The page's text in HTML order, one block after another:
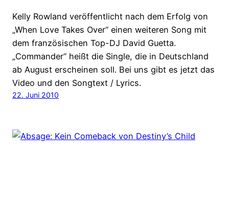
Kelly Rowland veröffentlicht nach dem Erfolg von
„When Love Takes Over“ einen weiteren Song mit
dem französischen Top-DJ David Guetta.
„Commander“ heißt die Single, die in Deutschland
ab August erscheinen soll. Bei uns gibt es jetzt das
Video und den Songtext / Lyrics.
22. Juni 2010